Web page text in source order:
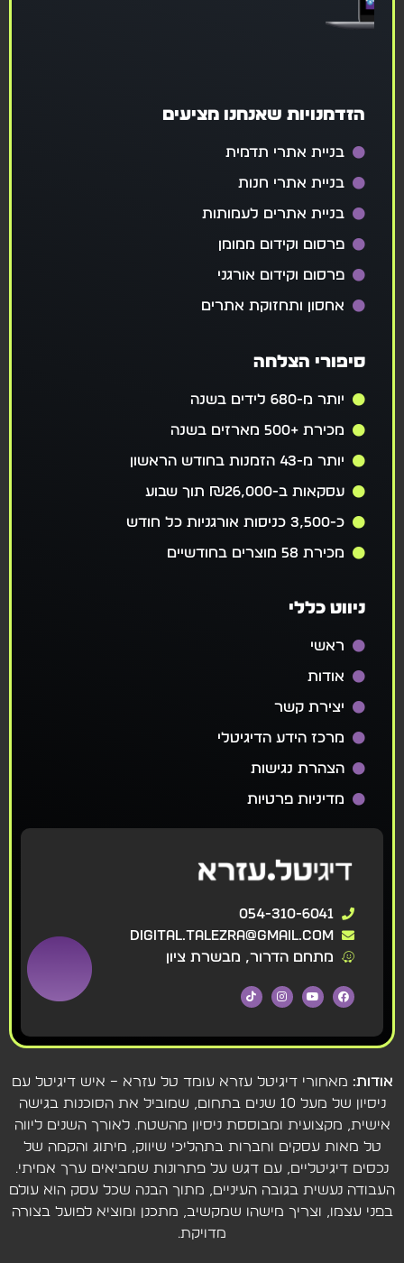
הזדמנויות שאנחנו מציעים
בניית אתרי תדמית
בניית אתרי חנות
בניית אתרים לעמותות
פרסום וקידום ממומן
פרסום וקידום אורגני
אחסון ותחזוקת אתרים
סיפורי הצלחה
יותר מ-680 לידים בשנה
מכירת +500 מארזים בשנה
יותר מ-43 הזמנות בחודש הראשון
עסקאות ב-₪26,000 תוך שבוע
כ-3,500 כניסות אורגניות כל חודש
מכירת 58 מוצרים בחודשיים
ניווט כללי
ראשי
אודות
יצירת קשר
מרכז הידע הדיגיטלי
הצהרת נגישות
מדיניות פרטיות
054-310-6041
digital.talezra@gmail.com
מתחם הדרור, מבשרת ציון
אודות: מאחורי דיגיטל עזרא עומד טל עזרא – איש דיגיטל עם
ניסיון של מעל 10 שנים בתחום, שמוביל את הסוכנות בגישה
אישית, מקצועית ומבוססת ניסיון מהשטח. לאורך השנים ליווה
טל מאות עסקים וחברות בתהליכי שיווק, מיתוג והקמה של
נכסים דיגיטליים, עם דגש על פתרונות שמביאים ערך אמיתי.
העבודה נעשית בגובה העיניים, מתוך הבנה שכל עסק הוא עולם
בפני עצמו, וצריך מישהו שמקשיב, מתכנן ומוציא לפועל בצורה
מדויקת.